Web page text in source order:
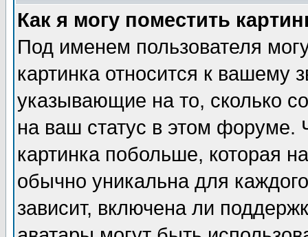
Как я могу поместить
Под именем пользователя
картинка относится к вашему
указывающие на то, сколько
на ваш статус в этом форуме.
картинка побольше, которая
обычно уникальна для
зависит, включена ли